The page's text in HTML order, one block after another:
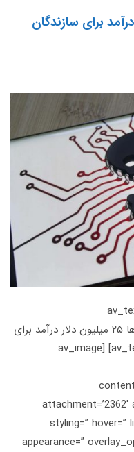
دلار درآمد برای سازندگان‌
admin_preview_bg=”] گوگل: باج افزارها ۲۵ میلیون دلار درآمد برای
سازندگان‌ خود کسب کرده‌اند [/av_textblock] [av_image
attachment=’2362′
styling=” hover=”
appearance=”